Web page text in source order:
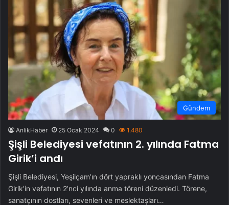
Gündem
AnlikHaber 25 Ocak 2024 0 1.480
Şişli Belediyesi vefatının 2. yılında Fatma
Girik’i andı
Şişli Belediyesi, Yeşilçam’ın dört yapraklı yoncasından Fatma
Girik’in vefatının 2’nci yılında anma töreni düzenledi. Törene,
sanatçının dostları, sevenleri ve meslektaşları…